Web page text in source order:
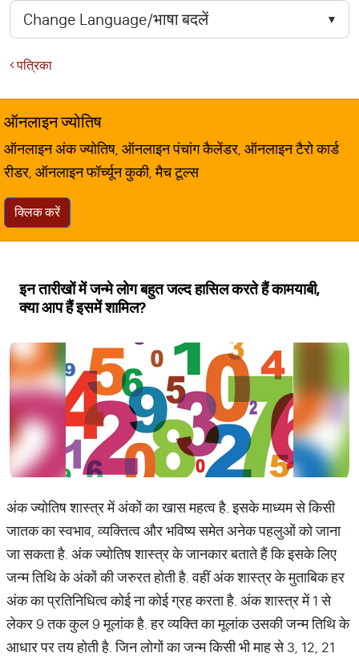
पत्रिका
ऑनलाइन ज्योतिष
ऑनलाइन अंक ज्योतिष, ऑनलाइन पंचांग कैलेंडर, ऑनलाइन टैरो कार्ड
रीडर, ऑनलाइन फॉर्च्यून कुकी, मैच टूल्स
क्लिक करें
इन तारीखों में जन्मे लोग बहुत जल्द हासिल करते हैं कामयाबी,
क्या आप हैं इसमें शामिल?
अंक ज्योतिष शास्त्र में अंकों का खास महत्व है. इसके माध्यम से किसी
जातक का स्वभाव, व्यक्तित्व और भविष्य समेत अनेक पहलुओं को जाना
जा सकता है. अंक ज्योतिष शास्त्र के जानकार बताते हैं कि इसके लिए
जन्म तिथि के अंकों की जरुरत होती है. वहीं अंक शास्त्र के मुताबिक हर
अंक का प्रतिनिधित्व कोई ना कोई ग्रह करता है. अंक शास्त्र में 1 से
लेकर 9 तक कुल 9 मूलांक है. हर व्यक्ति का मूलांक उसकी जन्म तिथि के
आधार पर तय होती है. जिन लोगों का जन्म किसी भी माह से 3, 12, 21